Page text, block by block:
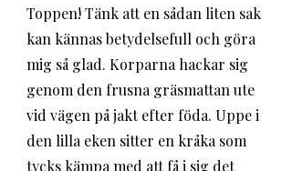
Toppen! Tänk att en sådan liten sak
kan kännas betydelsefull och göra
mig så glad. Korparna hackar sig
genom den frusna gräsmattan ute
vid vägen på jakt efter föda. Uppe i
den lilla eken sitter en kråka som
tycks kämpa med att få i sig det